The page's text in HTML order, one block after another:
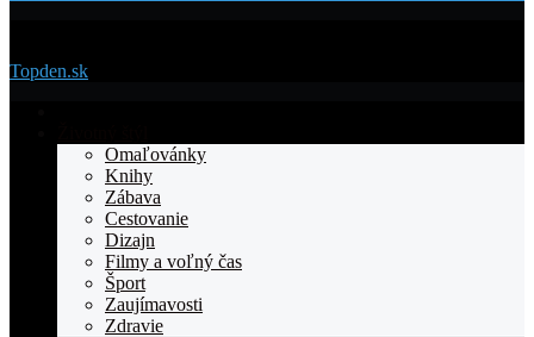
Topden.sk
TOPden.skOmaľovánky
Knihy
Zábava
Cestovanie
Dizajn
Filmy a voľný čas
Šport
Zaujímavosti
Zdravie